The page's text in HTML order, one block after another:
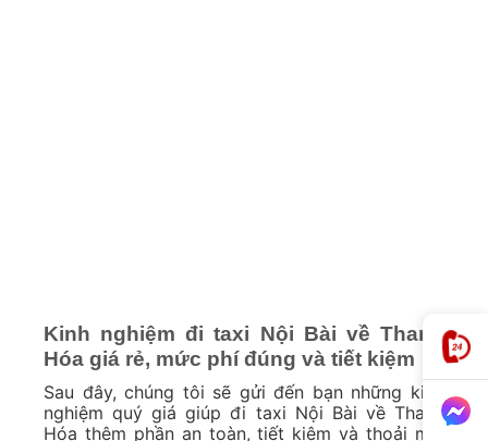
Kinh nghiệm đi taxi Nội Bài về Thanh
Hóa giá rẻ, mức phí đúng và tiết kiệm
Sau đây, chúng tôi sẽ gửi đến bạn những kinh
nghiệm quý giá giúp đi taxi Nội Bài về Thanh
Hóa thêm phần an toàn, tiết kiệm và thoải mái